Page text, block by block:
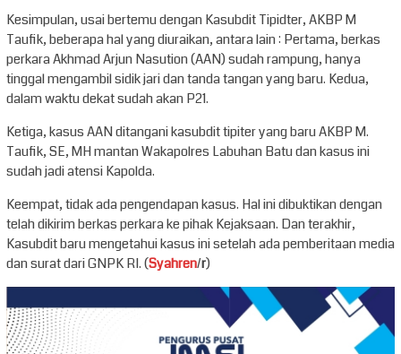
Kesimpulan, usai bertemu dengan Kasubdit Tipidter, AKBP M
Taufik, beberapa hal yang diuraikan, antara lain : Pertama, berkas
perkara Akhmad Arjun Nasution (AAN) sudah rampung, hanya
tinggal mengambil sidik jari dan tanda tangan yang baru. Kedua,
dalam waktu dekat sudah akan P21.
Ketiga, kasus AAN ditangani kasubdit tipiter yang baru AKBP M.
Taufik, SE, MH mantan Wakapolres Labuhan Batu dan kasus ini
sudah jadi atensi Kapolda.
Keempat, tidak ada pengendapan kasus. Hal ini dibuktikan dengan
telah dikirim berkas perkara ke pihak Kejaksaan. Dan terakhir,
Kasubdit baru mengetahui kasus ini setelah ada pemberitaan media
dan surat dari GNPK RI. (Syahren/r)